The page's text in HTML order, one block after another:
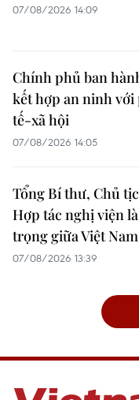
07/08/2026 14:09
Chính phủ ban
kết hợp an ninh
tế-xã hội
07/08/2026 14:05
Tổng Bí thư, Chủ
Hợp tác nghị viện
trọng giữa Việt
07/08/2026 13:39